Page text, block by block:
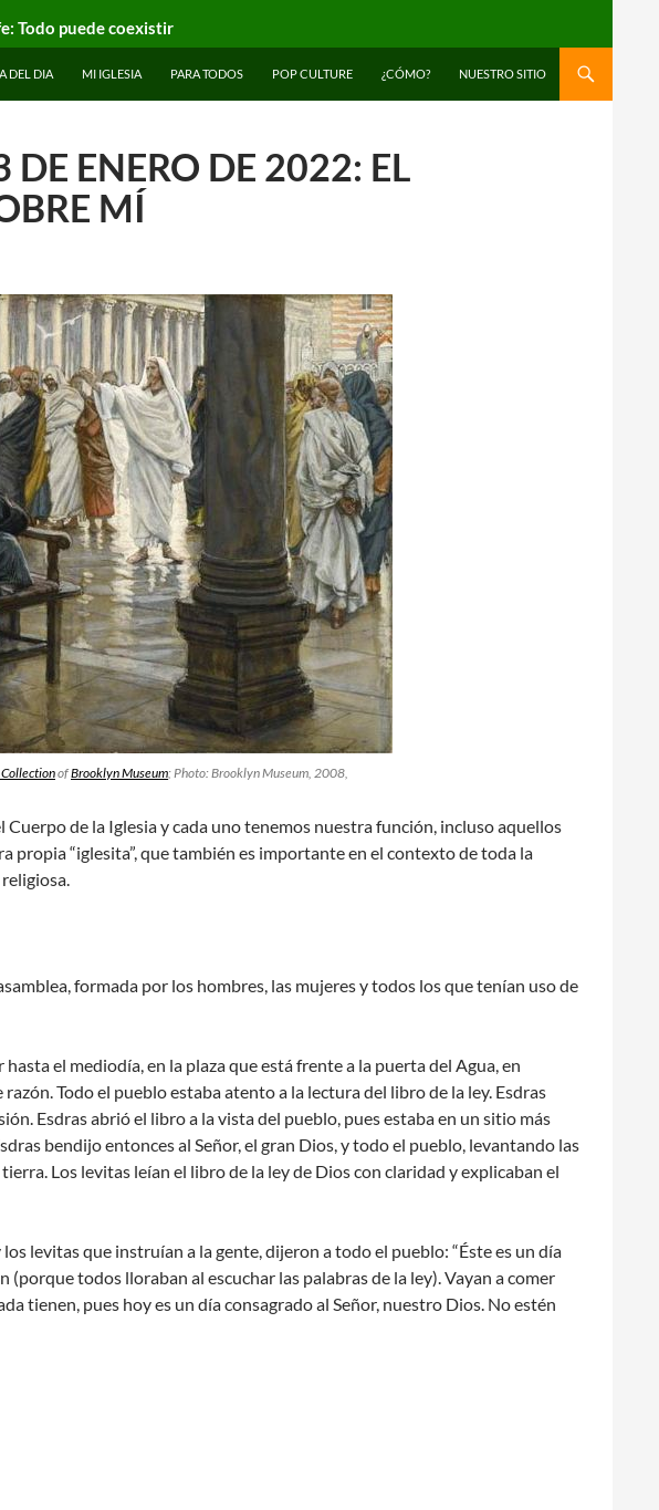
Todo puede coexistir
DEL DIA MI IGLESIA PARA TODOS POP CULTURE ¿CÓMO? NUESTRO SITIO
ENERO DE 2022: EL
MÍ
ofBrooklyn Museum; Photo: Brooklyn Museum, 2008,
de la Iglesia y cada uno tenemos nuestra función, incluso aquellos
“iglesita”, que también es importante en el contexto de toda la
formada por los hombres, las mujeres y todos los que tenían uso de
el mediodía, en la plaza que está frente a la puerta del Agua, en
Todo el pueblo estaba atento a la lectura del libro de la ley. Esdras
Esdras abrió el libro a la vista del pueblo, pues estaba en un sitio más
bendijo entonces al Señor, el gran Dios, y todo el pueblo, levantando las
Los levitas leían el libro de la ley de Dios con claridad y explicaban el
levitas que instruían a la gente, dijeron a todo el pueblo: “Éste es un día
todos lloraban al escuchar las palabras de la ley). Vayan a comer
tienen, pues hoy es un día consagrado al Señor, nuestro Dios. No estén